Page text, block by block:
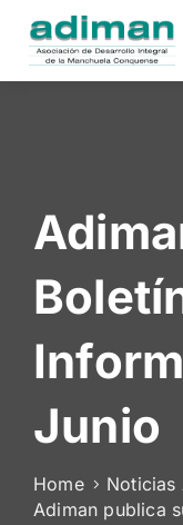
Desafios
Electrónica
Contratante
Noticias
Contacto
Area
De
Junio
Home
Noticias
Adiman publica